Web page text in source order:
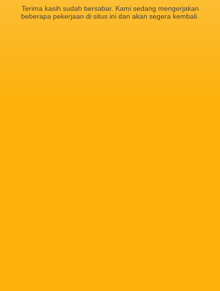
Terima kasih sudah bersabar. Kami sedang mengerjakan
beberapa pekerjaan di situs ini dan akan segera kembali.